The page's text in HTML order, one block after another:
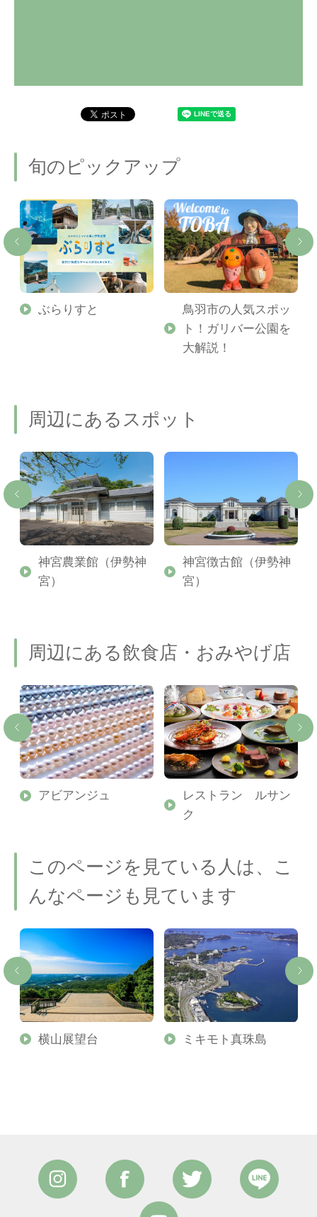
旬のピックアップ
ぶらりすと
鳥羽市の人気スポッ
ト！ガリバー公園を
大解説！
周辺にあるスポット
神宮農業館（伊勢神
宮）
神宮徴古館（伊勢神
宮）
周辺にある飲食店・おみやげ店
アビアンジュ
レストラン ルサン
ク
このページを見ている人は、こ
んなページも見ています
横山展望台 ミキモト真珠島